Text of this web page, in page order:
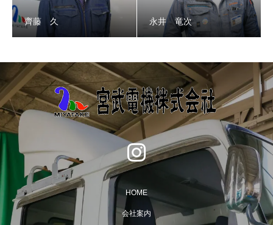
齊藤 久 永井 竜次
HOME
会社案内